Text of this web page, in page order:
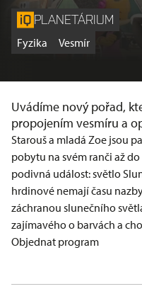
PLANETÁRIUM
Fyzika Vesmír
Uvádíme nový pořad,
propojením vesmíru a
Starouš a mladá Zoe jsou
pobytu na svém ranči až
podivná událost: světlo
hrdinové nemají času
záchranou slunečního
zajímavého o barvách a
Objednat program